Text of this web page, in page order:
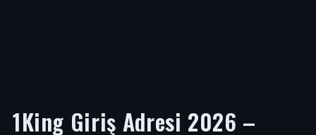
1King Giriş Adresi 2026 –